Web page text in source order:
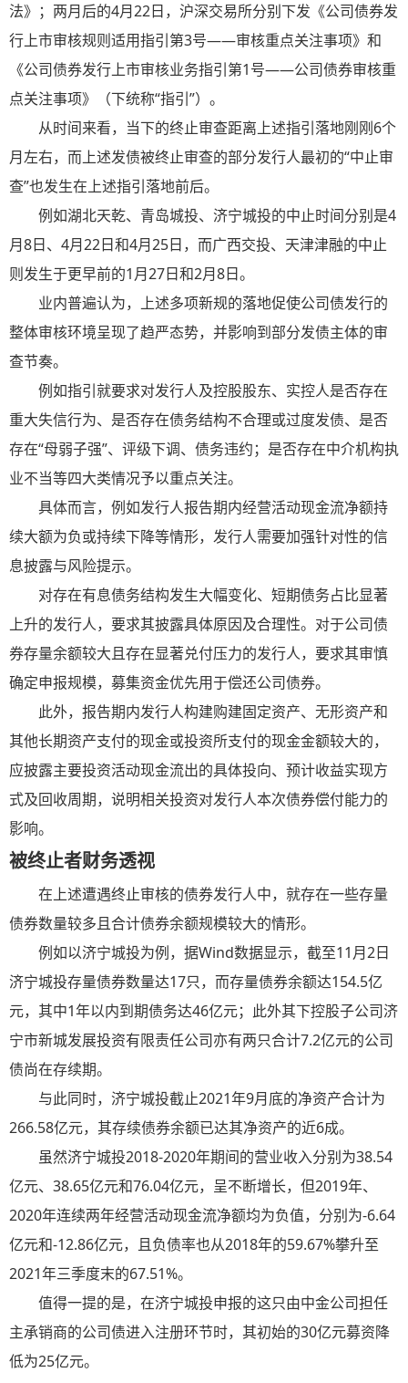
法》；两月后的4月22日，沪深交易所分别下发《公司债券发
行上市审核规则适用指引第3号——审核重点关注事项》和
《公司债券发行上市审核业务指引第1号——公司债券审核重
点关注事项》（下统称“指引”）。
从时间来看，当下的终止审查距离上述指引落地刚刚6个
月左右，而上述发债被终止审查的部分发行人最初的“中止审
查”也发生在上述指引落地前后。
例如湖北天乾、青岛城投、济宁城投的中止时间分别是4
月8日、4月22日和4月25日，而广西交投、天津津融的中止
则发生于更早前的1月27日和2月8日。
业内普遍认为，上述多项新规的落地促使公司债发行的
整体审核环境呈现了趋严态势，并影响到部分发债主体的审
查节奏。
例如指引就要求对发行人及控股股东、实控人是否存在
重大失信行为、是否存在债务结构不合理或过度发债、是否
存在“母弱子强”、评级下调、债务违约；是否存在中介机构执
业不当等四大类情况予以重点关注。
具体而言，例如发行人报告期内经营活动现金流净额持
续大额为负或持续下降等情形，发行人需要加强针对性的信
息披露与风险提示。
对存在有息债务结构发生大幅变化、短期债务占比显著
上升的发行人，要求其披露具体原因及合理性。对于公司债
券存量余额较大且存在显著兑付压力的发行人，要求其审慎
确定申报规模，募集资金优先用于偿还公司债券。
此外，报告期内发行人构建购建固定资产、无形资产和
其他长期资产支付的现金或投资所支付的现金金额较大的，
应披露主要投资活动现金流出的具体投向、预计收益实现方
式及回收周期，说明相关投资对发行人本次债券偿付能力的
影响。
被终止者财务透视
在上述遭遇终止审核的债券发行人中，就存在一些存量
债券数量较多且合计债券余额规模较大的情形。
例如以济宁城投为例，据Wind数据显示，截至11月2日
济宁城投存量债券数量达17只，而存量债券余额达154.5亿
元，其中1年以内到期债务达46亿元；此外其下控股子公司济
宁市新城发展投资有限责任公司亦有两只合计7.2亿元的公司
债尚在存续期。
与此同时，济宁城投截止2021年9月底的净资产合计为
266.58亿元，其存续债券余额已达其净资产的近6成。
虽然济宁城投2018-2020年期间的营业收入分别为38.54
亿元、38.65亿元和76.04亿元，呈不断增长，但2019年、
2020年连续两年经营活动现金流净额均为负值，分别为-6.64
亿元和-12.86亿元，且负债率也从2018年的59.67%攀升至
2021年三季度末的67.51%。
值得一提的是，在济宁城投申报的这只由中金公司担任
主承销商的公司债进入注册环节时，其初始的30亿元募资降
低为25亿元。